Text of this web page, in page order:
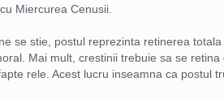
Miercurea Cenusii.
se stie, postul reprezinta retinerea
Mai mult, crestinii trebuie sa se
rele. Acest lucru inseamna ca postul